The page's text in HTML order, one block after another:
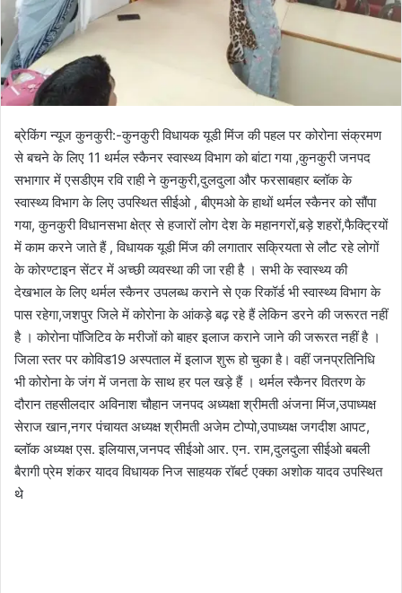
ब्रेकिंग न्यूज कुनकुरी:-कुनकुरी विधायक यूडी मिंज की पहल पर कोरोना संक्रमण
से बचने के लिए 11 थर्मल स्कैनर स्वास्थ्य विभाग को बांटा गया ,कुनकुरी जनपद
सभागार में एसडीएम रवि राही ने कुनकुरी,दुलदुला और फरसाबहार ब्लॉक के
स्वास्थ्य विभाग के लिए उपस्थित सीईओ , बीएमओ के हाथों थर्मल स्कैनर को सौंपा
गया, कुनकुरी विधानसभा क्षेत्र से हजारों लोग देश के महानगरों,बड़े शहरों,फैक्ट्रियों
में काम करने जाते हैं , विधायक यूडी मिंज की लगातार सक्रियता से लौट रहे लोगों
के कोरण्टाइन सेंटर में अच्छी व्यवस्था की जा रही है । सभी के स्वास्थ्य की
देखभाल के लिए थर्मल स्कैनर उपलब्ध कराने से एक रिकॉर्ड भी स्वास्थ्य विभाग के
पास रहेगा,जशपुर जिले में कोरोना के आंकड़े बढ़ रहे हैं लेकिन डरने की जरूरत नहीं
है । कोरोना पॉजिटिव के मरीजों को बाहर इलाज कराने जाने की जरूरत नहीं है ।
जिला स्तर पर कोविड19 अस्पताल में इलाज शुरू हो चुका है। वहीं जनप्रतिनिधि
भी कोरोना के जंग में जनता के साथ हर पल खड़े हैं । थर्मल स्कैनर वितरण के
दौरान तहसीलदार अविनाश चौहान जनपद अध्यक्षा श्रीमती अंजना मिंज,उपाध्यक्ष
सेराज खान,नगर पंचायत अध्यक्ष श्रीमती अजेम टोप्पो,उपाध्यक्ष जगदीश आपट,
ब्लॉक अध्यक्ष एस. इलियास,जनपद सीईओ आर. एन. राम,दुलदुला सीईओ बबली
बैरागी प्रेम शंकर यादव विधायक निज साहयक रॉबर्ट एक्का अशोक यादव उपस्थित
थे